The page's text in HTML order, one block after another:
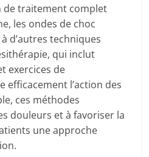
de traitement complet
les ondes de choc
d’autres techniques
qui inclut
exercices de
efficacement l’action des
ces méthodes
douleurs et à favoriser la
une approche